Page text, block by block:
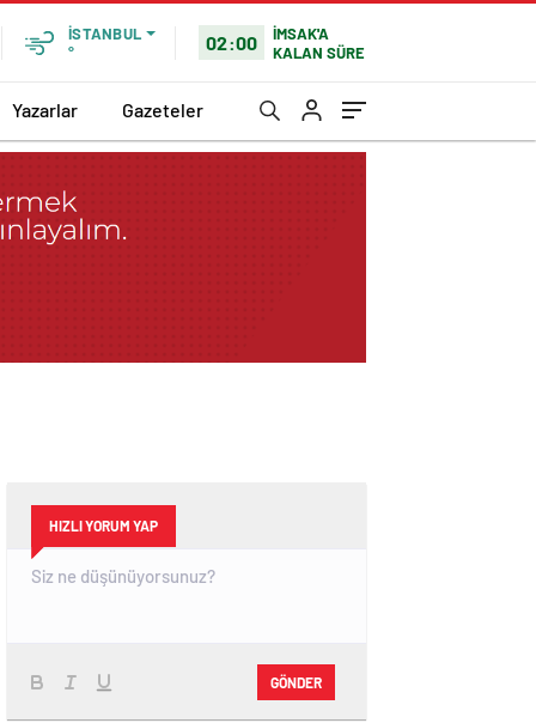
İSTANBUL
°
02:00
İMSAK'A
KALAN SÜRE
Yazarlar Gazeteler
HIZLI YORUM YAP
GÖNDER